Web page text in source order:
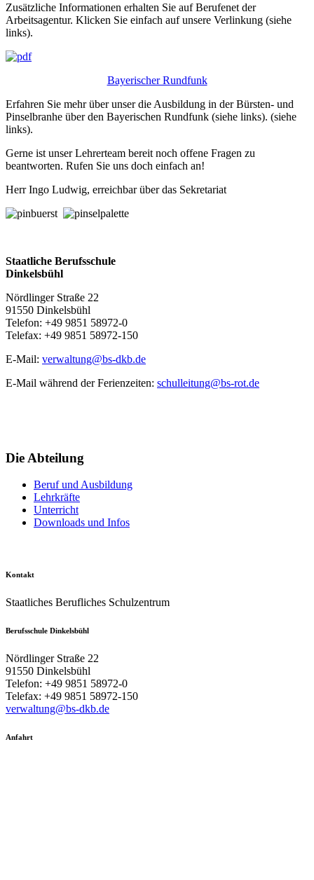
Zusätzliche Informationen erhalten Sie auf Berufenet der
Arbeitsagentur. Klicken Sie einfach auf unsere Verlinkung (siehe
links).
Bayerischer Rundfunk
Erfahren Sie mehr über unser die Ausbildung in der Bürsten- und
Pinselbranhe über den Bayerischen Rundfunk (siehe links). (siehe
links).
Gerne ist unser Lehrerteam bereit noch offene Fragen zu
beantworten. Rufen Sie uns doch einfach an!
Herr Ingo Ludwig, erreichbar über das Sekretariat
Staatliche Berufsschule
Dinkelsbühl
Nördlinger Straße 22
91550 Dinkelsbühl
Telefon: +49 9851 58972-0
Telefax: +49 9851 58972-150
E-Mail: verwaltung@bs-dkb.de
E-Mail während der Ferienzeiten: schulleitung@bs-rot.de
Die Abteilung
Beruf und Ausbildung
Lehrkräfte
Unterricht
Downloads und Infos
Kontakt
Staatliches Berufliches Schulzentrum
Berufsschule Dinkelsbühl
Nördlinger Straße 22
91550 Dinkelsbühl
Telefon: +49 9851 58972-0
Telefax: +49 9851 58972-150
verwaltung@bs-dkb.de
Anfahrt